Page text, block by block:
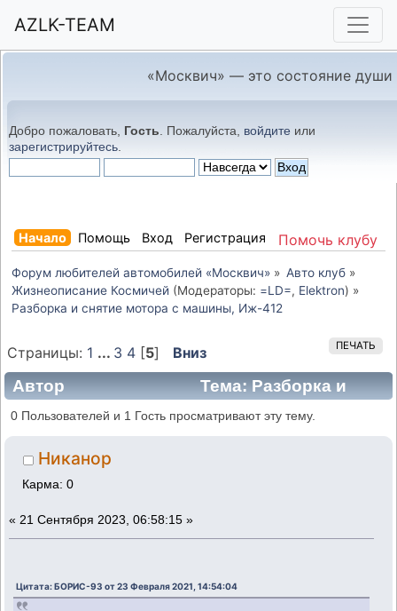
AZLK-TEAM
«Москвич» — это состояние души
Добро пожаловать, Гость . Пожалуйста, войдите или
зарегистрируйтесь
Помочь клубу
Начало Помощь Вход Регистрация
Форум любителей автомобилей «Москвич» » Авто клуб»
Жизнеописание Космичей (Модераторы: =LD=, Elektron) »
Разборка и снятие мотора с машины, Иж-412
ПЕЧАТЬ
Страницы: 1 ... 3 4[5] Вниз
Автор
Тема: Разборка и
снятие мотора с машины, Иж-412
(Прочитано 55286 раз)
0 Пользователей и 1 Гость просматривают эту тему.
Никанор
Карма: 0
« 21 Сентября 2023, 06:58:15 »
Цитата: БОРИС-93 от 23 Февраля 2021, 14:54:04